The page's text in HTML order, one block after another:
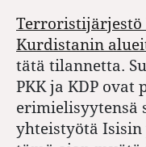
Terroristijärjestö
Kurdistanin
tätä tilannetta.
PKK ja KDP ovat
erimielisyytensä
yhteistyötä Isisin